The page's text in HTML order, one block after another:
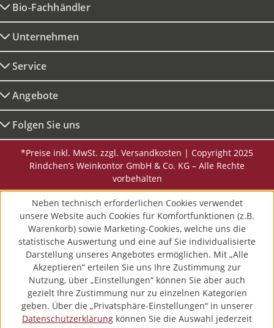
Bio-Fachhändler
Unternehmen
Service
Angebote
Folgen Sie uns
*Preise inkl. MwSt. zzgl. Versandkosten | Copyright 2025
Rindchen’s Weinkontor GmbH & Co. KG – Alle Rechte
vorbehalten
Neben technisch erforderlichen Cookies verwendet
unsere Website auch Cookies für Komfortfunktionen (z.B.
Warenkorb) sowie Marketing-Cookies, welche uns die
statistische Auswertung und eine auf Sie individualisierte
Darstellung unseres Angebotes ermöglichen. Mit „Alle
Akzeptieren“ erteilen Sie uns Ihre Zustimmung zur
Nutzung, über „Einstellungen“ können Sie aber auch
gezielt Ihre Zustimmung nur zu einzelnen Kategorien
geben. Über die „Privatsphäre-Einstellungen“ in unserer
Datenschutzerklärung können Sie die Auswahl jederzeit